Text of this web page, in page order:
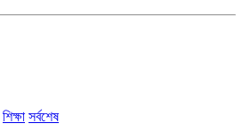
শিক্ষা সর্বশেষ